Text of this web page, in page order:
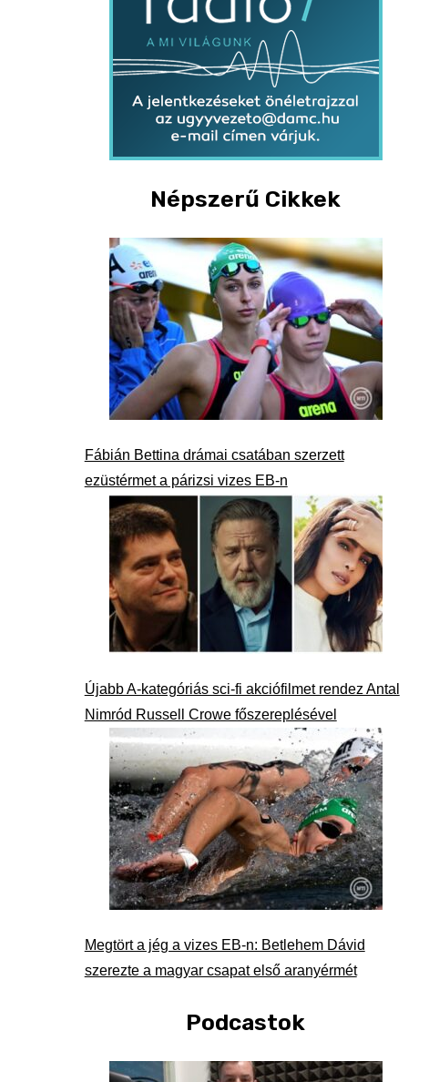
Népszerű Cikkek
Fábián Bettina drámai csatában szerzett
ezüstérmet a párizsi vizes EB-n
Újabb A-kategóriás sci-fi akciófilmet rendez Antal
Nimród Russell Crowe főszereplésével
Megtört a jég a vizes EB-n: Betlehem Dávid
szerezte a magyar csapat első aranyérmét
Podcastok